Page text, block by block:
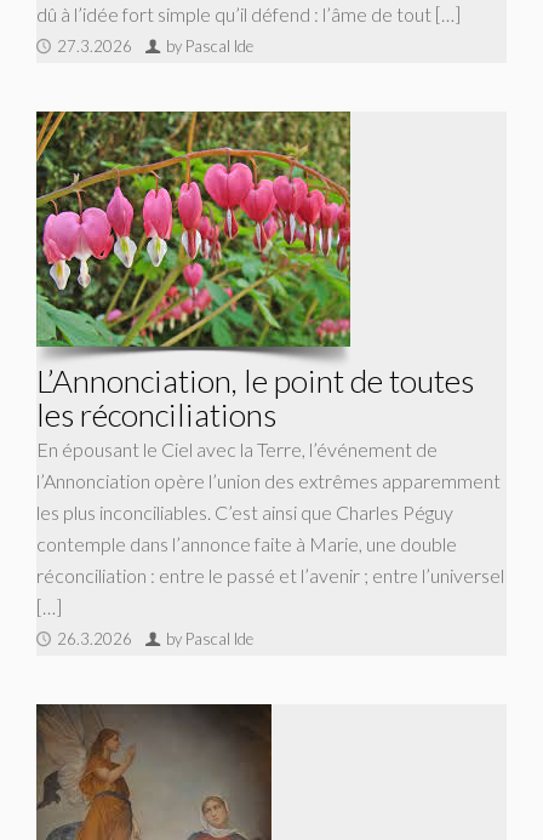
dû à l’idée fort simple qu’il défend : l’âme de tout […]
27.3.2026 by Pascal Ide
L’Annonciation, le point de toutes
les réconciliations
En épousant le Ciel avec la Terre, l’événement de
l’Annonciation opère l’union des extrêmes apparemment
les plus inconciliables. C’est ainsi que Charles Péguy
contemple dans l’annonce faite à Marie, une double
réconciliation : entre le passé et l’avenir ; entre l’universel
[…]
26.3.2026 by Pascal Ide